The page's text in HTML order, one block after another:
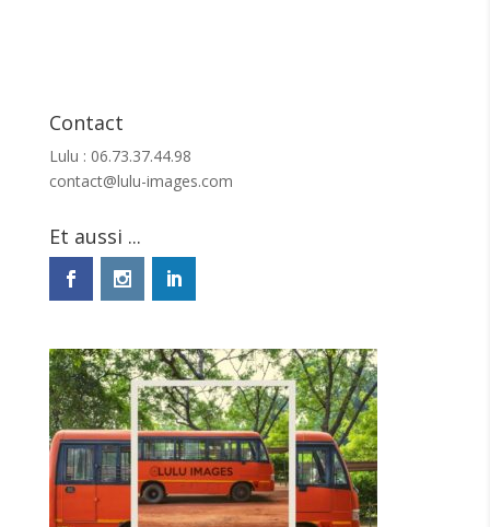
Contact
Lulu : 06.73.37.44.98
contact@lulu-images.com
Et aussi ...